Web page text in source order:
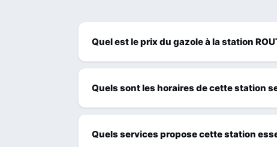
Quel est le prix du gazole à la station
Quels sont les horaires de cette station
Quels services propose cette station